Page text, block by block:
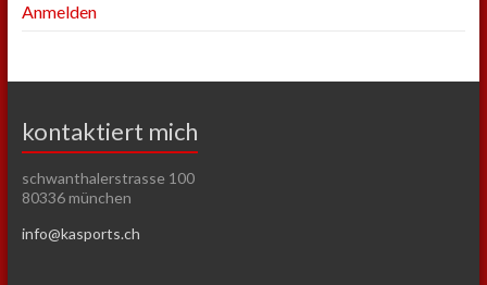
Anmelden
kontaktiert mich
schwanthalerstrasse 100
80336 münchen
info@kasports.ch